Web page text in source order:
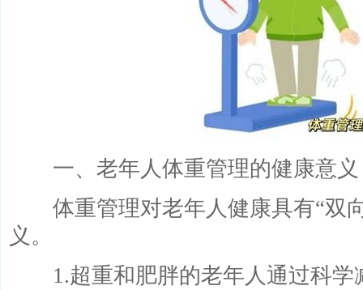
一、老年人体重管理的健康意义
体重管理对老年人健康具有“双
义。
1.超重和肥胖的老年人通过科学